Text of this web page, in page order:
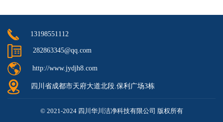
13198551112
282863345@qq.com
http://www.jydjh8.com
四川省成都市天府大道北段.保利广场3栋
© 2021-2024 四川华川洁净科技有限公司 版权所有